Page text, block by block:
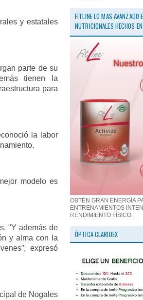
y estatales
parte de su
tienen la
para
la labor
modelo es
"Y además de
y alma con la
expresó
de Nogales
FITLINE LO MAS AVANZADO
NUTRICIONALES HECHOS
OBTÉN GRAN ENERGÍA
ENTRENAMIENTOS
RENDIMIENTO FÍSICO.
ÓPTICA CLARIDEX